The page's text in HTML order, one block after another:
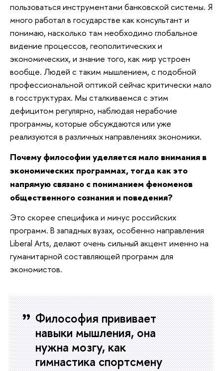
пользоваться инструментами банковской системы. Я
много работал в государстве как консультант и
понимаю, насколько там необходимо глобальное
видение процессов, геополитических и
экономических, и знание того, как мир устроен
вообще. Людей с таким мышлением, с подобной
профессиональной оптикой сейчас критически мало
в госструктурах. Мы сталкиваемся с этим
дефицитом регулярно, наблюдая нерабочие
программы, которые обсуждаются или уже
реализуются в различных направлениях экономики.
Почему философии уделяется мало внимания в
экономических программах, тогда как это
напрямую связано с пониманием феноменов
общественного сознания и поведения?
Это скорее специфика и минус российских
программ. В западных вузах, особенно направления
Liberal Arts, делают очень сильный акцент именно на
гуманитарной составляющей программ для
экономистов.
Философия прививает
навыки мышления, она
нужна мозгу, как
гимнастика спортсмену